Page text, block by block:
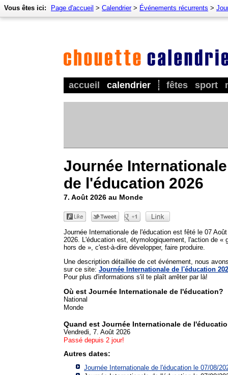
accueil calendrier fêtes sport
Vous êtes ici: Page d'accueil > Calendrier> Événements récurrents >
Journée Internationale
de l'éducation 2026
7. Août 2026 au Monde
Journée Internationale de l'éducation est fêté le 07 Août
2026. L'éducation est, étymologiquement, l'action de «
hors de », c'est-à-dire développer, faire produire.
Une description détaillée de cet événement, nous
sur ce site: Journée Internationale de l'éducation
Pour plus d'informations s'il te plaît arrêter par là!
Où est Journée Internationale de l'éducation?
National
Monde
Quand est Journée Internationale de
Vendredi, 7. Août 2026
Passé depuis 2 jour!
Autres dates:
Journée Internationale de l'éducation le 07/08/